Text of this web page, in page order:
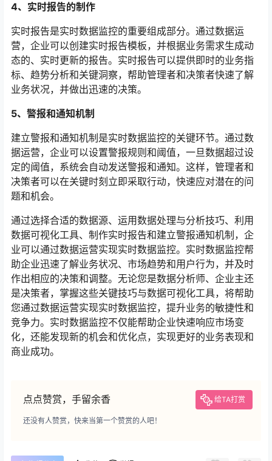
4、实时报告的制作
实时报告是实时数据监控的重要组成部分。通过数据运
营，企业可以创建实时报告模板，并根据业务需求生成动
态的、实时更新的报告。实时报告可以提供即时的业务指
标、趋势分析和关键洞察，帮助管理者和决策者快速了解
业务状况，并做出迅速的决策。
5、警报和通知机制
建立警报和通知机制是实时数据监控的关键环节。通过数
据运营，企业可以设置警报规则和阈值，一旦数据超过设
定的阈值，系统会自动发送警报和通知。这样，管理者和
决策者可以在关键时刻立即采取行动，快速应对潜在的问
题和机会。
通过选择合适的数据源、运用数据处理与分析技巧、利用
数据可视化工具、制作实时报告和建立警报通知机制，企
业可以通过数据运营实现实时数据监控。实时数据监控帮
助企业迅速了解业务状况、市场趋势和用户行为，并及时
作出相应的决策和调整。无论您是数据分析师、企业主还
是决策者，掌握这些关键技巧与数据可视化工具，将帮助
您通过数据运营实现实时数据监控，提升业务的敏捷性和
竞争力。实时数据监控不仅能帮助企业快速响应市场变
化，还能发现新的机会和优化点，实现更好的业务表现和
商业成功。
点点赞赏，手留余香 给TA打赏
还没有人赞赏，快来当第一个赞赏的人吧！